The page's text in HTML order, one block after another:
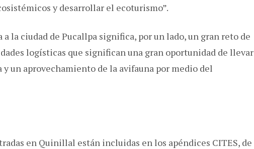
y desarrollar el ecoturismo”.
a la ciudad de Pucallpa significa, por un lado, un gran reto de
logísticas que significan una gran oportunidad de llevar
un aprovechamiento de la avifauna por medio del
en Quinillal están incluidas en los apéndices CITES, de